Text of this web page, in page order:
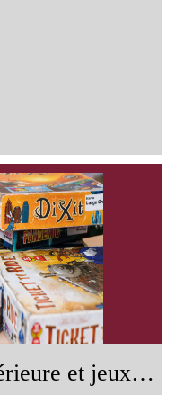
Boite de retours extérieure et jeux de société